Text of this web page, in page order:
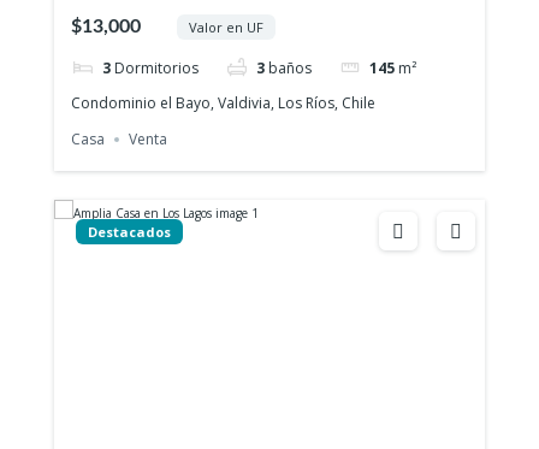
$13,000 Valor en UF
3 Dormitorios 3 baños 145 m²
Condominio el Bayo, Valdivia, Los Ríos, Chile
Casa
Venta
Destacados